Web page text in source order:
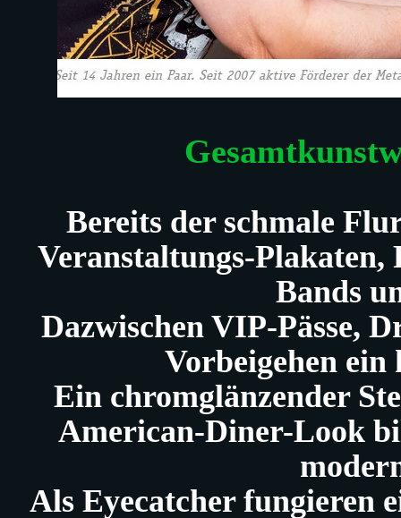
G
Bereits der schmale
Veranstaltungs-
Bands
Dazwischen VIP-Pässe,
Vorbeigehen
Ein chromglänzender
American-Diner-Look
Als Eyecatcher fungieren